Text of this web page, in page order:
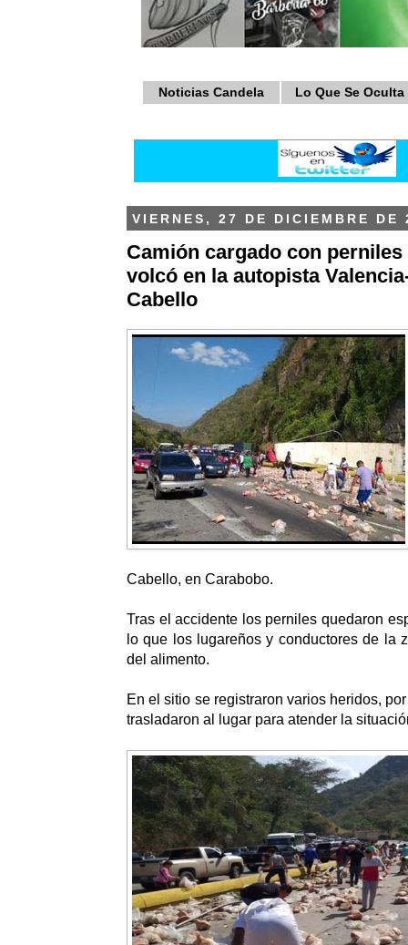
Noticias Candela Lo Que Se Oculta
VIERNES, 27 DE DICIEMBRE DE
Camión cargado con perniles
volcó en la autopista
Cabello
Cabello, en Carabobo.
Tras el accidente los perniles quedaron
lo que los lugareños y conductores de la
del alimento.
En el sitio se registraron varios heridos,
trasladaron al lugar para atender la